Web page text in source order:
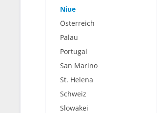
Niue
Österreich
Palau
Portugal
San Marino
St. Helena
Schweiz
Slowakei